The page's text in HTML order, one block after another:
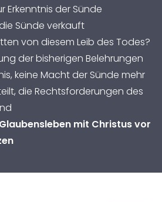
Erkenntnis der Sünde
Sünde verkauft
von diesem Leib des Todes?
der bisherigen Belehrungen
keine Macht der Sünde mehr
die Rechtsforderungen des
mit Christus vor